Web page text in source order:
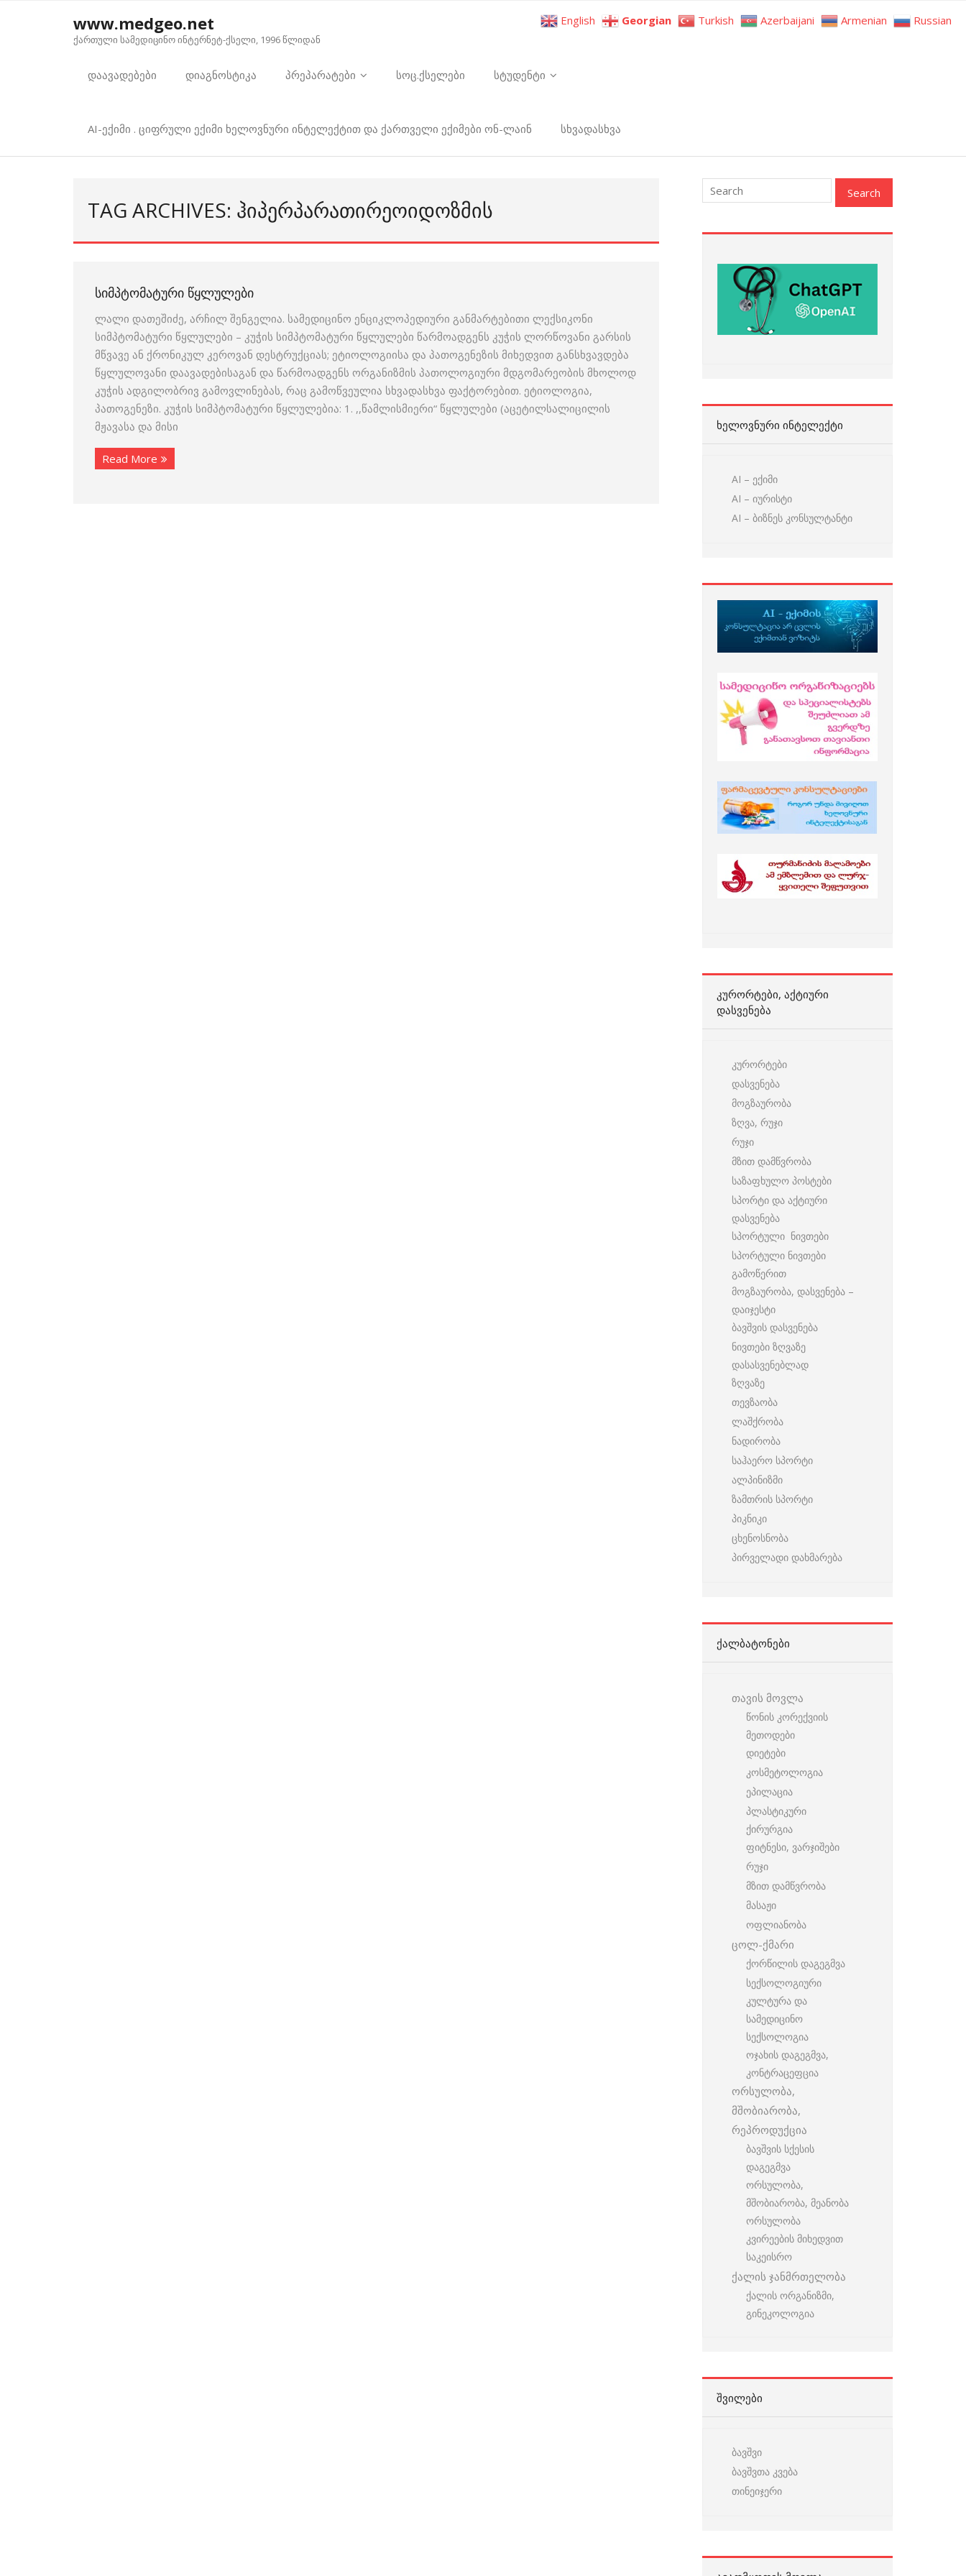
www.medgeo.net
ქართული სამედიცინო ინტერნეტ-ქსელი, 1996 წლიდან
დაავადებები დიაგნოსტიკა პრეპარატები სოც.ქსელები სტუდენტი
AI-ექიმი . ციფრული ექიმი ხელოვნური ინტელექტით და ქართველი ექიმები ონ-ლაინ სხვადასხვა
TAG ARCHIVES: ᲰᲘᲞᲔᲠᲞᲐᲠᲐᲗᲘᲠᲔᲝᲘᲓᲝᲖᲛᲘᲡ
ᲡᲘᲛᲞᲢᲝᲛᲐᲢᲣᲠᲘ ᲬᲧᲚᲣᲚᲔᲑᲘ
ლალი დათეშიძე, არჩილ შენგელია. სამედიცინო ენციკლოპედიური განმარტებითი ლექსიკონი
სიმპტომატური წყლულები – კუჭის სიმპტომატური წყლულები წარმოადგენს კუჭის ლორწოვანი გარსის
მწვავე ან ქრონიკულ კეროვან დესტრუქციას; ეტიოლოგიისა და პათოგენეზის მიხედვით განსხვავდება
წყლულოვანი დაავადებისაგან და წარმოადგენს ორგანიზმის პათოლოგიური მდგომარეობის მხოლოდ
კუჭის ადგილობრივ გამოვლინებას, რაც გამოწვეულია სხვადასხვა ფაქტორებით. ეტიოლოგია,
პათოგენეზი. კუჭის სიმპტომატური წყლულებია: 1. ,,წამლისმიერი“ წყლულები (აცეტილსალიცილის
მჟავასა და მისი
Read More
ᲮᲔᲚᲝᲕᲜᲣᲠᲘ ᲘᲜᲢᲔᲚᲔᲥᲢᲘ
AI – ექიმი
AI – იურისტი
AI – ბიზნეს კონსულტანტი
ᲙᲣᲠᲝᲠᲢᲔᲑᲘ, ᲐᲥᲢᲘᲣᲠᲘ
ᲓᲐᲡᲕᲔᲜᲔᲑᲐ
კურორტები
დასვენება
მოგზაურობა
ზღვა, რუჯი
რუჯი
მზით დამწვრობა
საზაფხულო პოსტები
სპორტი და აქტიური
დასვენება
სპორტული ნივთები
სპორტული ნივთები
გამოწერით
მოგზაურობა, დასვენება –
დაიჯესტი
ბავშვის დასვენება
ნივთები ზღვაზე
დასასვენებლად
ზღვაზე
თევზაობა
ლაშქრობა
ნადირობა
საჰაერო სპორტი
ალპინიზმი
ზამთრის სპორტი
პიკნიკი
ცხენოსნობა
პირველადი დახმარება
ᲥᲐᲚᲑᲐᲢᲝᲜᲔᲑᲘ
თავის მოვლა
წონის კორექვიის
მეთოდები
დიეტები
კოსმეტოლოგია
ეპილაცია
პლასტიკური
ქირურგია
ფიტნესი, ვარჯიშები
რუჯი
მზით დამწვრობა
მასაჟი
ოფლიანობა
ცოლ-ქმარი
ქორწილის დაგეგმვა
სექსოლოგიური
კულტურა და
სამედიცინო
სექსოლოგია
ოჯახის დაგეგმვა,
კონტრაცეფცია
ორსულობა,
მშობიარობა,
რეპროდუქცია
ბავშვის სქესის
დაგეგმვა
ორსულობა,
მშობიარობა, მეანობა
ორსულობა
კვირეების მიხედვით
საკეისრო
ქალის ჯანმრთელობა
ქალის ორგანიზმი,
გინეკოლოგია
ᲨᲕᲘᲚᲔᲑᲘ
ბავშვი
ბავშვთა კვება
თინეიჯერი
English Georgian Turkish Azerbaijani Armenian Russian